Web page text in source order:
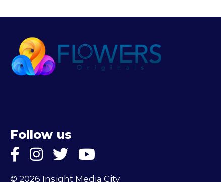
Follow us
© 2026 Insight Media City